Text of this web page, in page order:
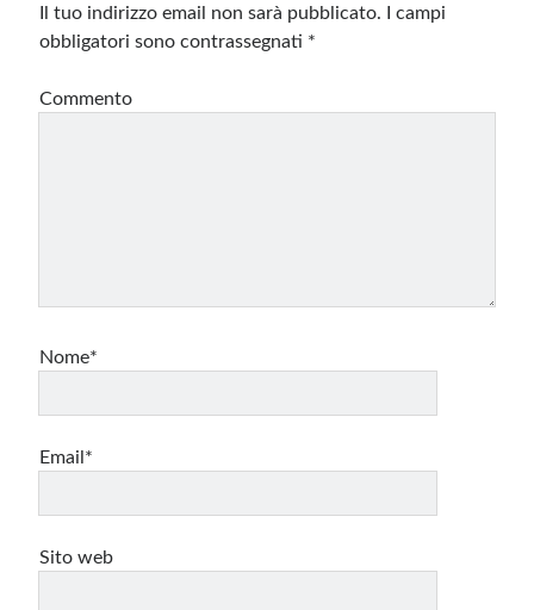
Il tuo indirizzo email non sarà pubblicato.
I campi
obbligatori sono contrassegnati *
Commento
Nome*
Email*
Sito web